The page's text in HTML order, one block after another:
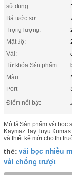
sử dụng:
Bá tước sợi:
Trọng lượng:
Mật độ:
Vải:
Từ khóa Sản phẩm:
Màu:
Port:
Điểm nổi bật:
Mô tả Sản phẩm vải bọc
Kaymaz Tay Tuyu
và thiết kế mới cho thị
thẻ: vải bọc nhiều
vải chống trượt